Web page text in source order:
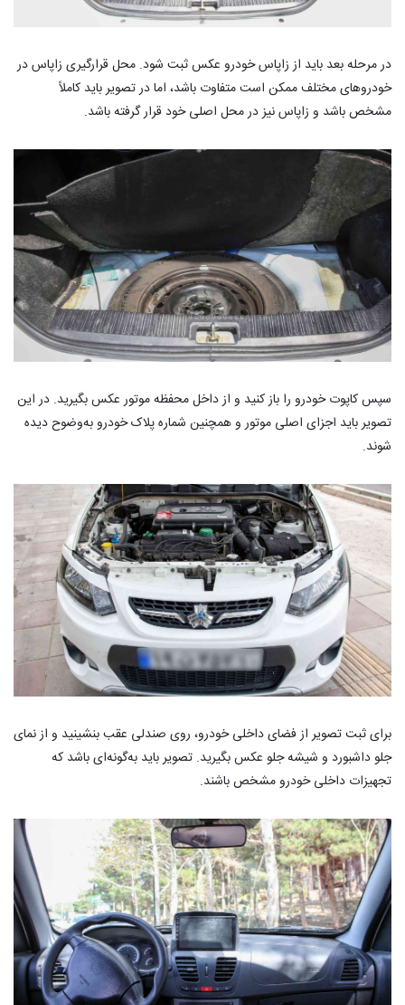
در مرحله بعد باید از زاپاس خودرو عکس ثبت شود. محل قرارگیری زاپاس در
خودروهای مختلف ممکن است متفاوت باشد، اما در تصویر باید کاملاً
مشخص باشد و زاپاس نیز در محل اصلی خود قرار گرفته باشد.
سپس کاپوت خودرو را باز کنید و از داخل محفظه موتور عکس بگیرید. در این
تصویر باید اجزای اصلی موتور و همچنین شماره پلاک خودرو به‌وضوح دیده
شوند.
برای ثبت تصویر از فضای داخلی خودرو، روی صندلی عقب بنشینید و از نمای
جلو داشبورد و شیشه جلو عکس بگیرید. تصویر باید به‌گونه‌ای باشد که
تجهیزات داخلی خودرو مشخص باشند.